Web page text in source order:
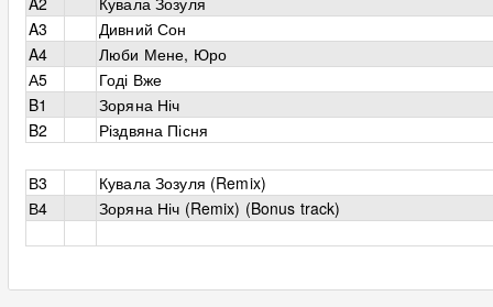
A3
Дивний Сон
A4
Люби Мене, Юро
А5
Годі Вже
B1
Зоряна Ніч
B2
Різдвяна Пісня
В3
Кувала Зозуля (Remix)
В4
Зоряна Ніч (Remix) (Bonus track)